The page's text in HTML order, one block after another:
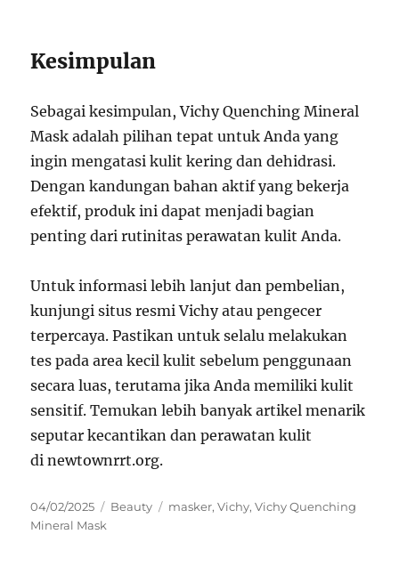
Kesimpulan
Sebagai kesimpulan, Vichy Quenching Mineral
Mask adalah pilihan tepat untuk Anda yang
ingin mengatasi kulit kering dan dehidrasi.
Dengan kandungan bahan aktif yang bekerja
efektif, produk ini dapat menjadi bagian
penting dari rutinitas perawatan kulit Anda.
Untuk informasi lebih lanjut dan pembelian,
kunjungi situs resmi Vichy atau pengecer
terpercaya. Pastikan untuk selalu melakukan
tes pada area kecil kulit sebelum penggunaan
secara luas, terutama jika Anda memiliki kulit
sensitif. Temukan lebih banyak artikel menarik
seputar kecantikan dan perawatan kulit
di newtownrrt.org.
Posted
on
04/02/2025 Categories
Beauty Tags
masker,Vichy,Vichy Quenching
Mineral Mask